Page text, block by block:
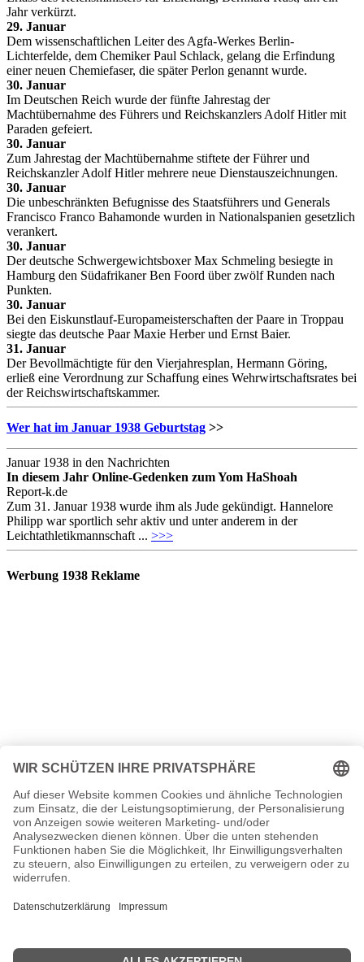
Jahr verkürzt.
29. Januar
Dem wissenschaftlichen Leiter des Agfa-Werkes Berlin-
Lichterfelde, dem Chemiker Paul Schlack, gelang die Erfindung
einer neuen Chemiefaser, die später Perlon genannt wurde.
30. Januar
Im Deutschen Reich wurde der fünfte Jahrestag der
Machtübernahme des Führers und Reichskanzlers Adolf Hitler mit
Paraden gefeiert.
30. Januar
Zum Jahrestag der Machtübernahme stiftete der Führer und
Reichskanzler Adolf Hitler mehrere neue Dienstauszeichnungen.
30. Januar
Die unbeschränkten Befugnisse des Staatsführers und Generals
Francisco Franco Bahamonde wurden in Nationalspanien gesetzlich
verankert.
30. Januar
Der deutsche Schwergewichtsboxer Max Schmeling besiegte in
Hamburg den Südafrikaner Ben Foord über zwölf Runden nach
Punkten.
30. Januar
Bei den Eiskunstlauf-Europameisterschaften der Paare in Troppau
siegte das deutsche Paar Maxie Herber und Ernst Baier.
31. Januar
Der Bevollmächtigte für den Vierjahresplan, Hermann Göring,
erließ eine Verordnung zur Schaffung eines Wehrwirtschaftsrates bei
der Reichswirtschaftskammer.
Wer hat im Januar 1938 Geburtstag >>
Januar 1938 in den Nachrichten
In diesem Jahr Online-Gedenken zum Yom HaShoah
Report-k.de
Zum 31. Januar 1938 wurde ihm als Jude gekündigt. Hannelore
Philipp war sportlich sehr aktiv und unter anderem in der
Leichtathletikmannschaft ... >>>
Werbung 1938 Reklame